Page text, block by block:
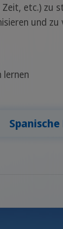
etc.) zu
und zu
lernen